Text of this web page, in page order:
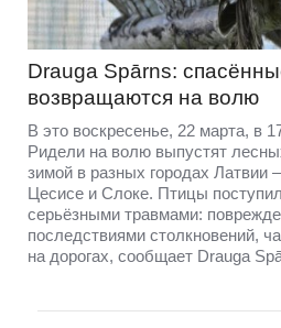
Drauga Spārns:
возвращаются на волю
В это воскресенье, 22 марта, в
Ридели на волю выпустят
зимой в разных городах Латвии
Цесисе и Слоке. Птицы
серьёзными травмами:
последствиями столкновений,
на дорогах, сообщает Drauga